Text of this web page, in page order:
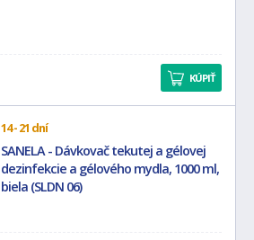
KÚPIŤ
14 - 21 dní
SANELA - Dávkovač tekutej a gélovej
dezinfekcie a gélového mydla, 1000 ml,
biela (SLDN 06)